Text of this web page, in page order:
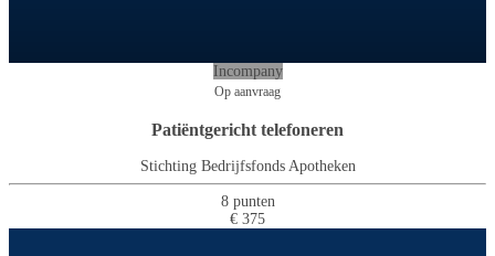
Incompany
Op aanvraag
Patiëntgericht telefoneren
Stichting Bedrijfsfonds Apotheken
8 punten
€ 375